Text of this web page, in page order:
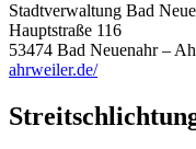
Stadtverwaltung Bad
Hauptstraße 116
53474 Bad Neuenahr –
ahrweiler.de/